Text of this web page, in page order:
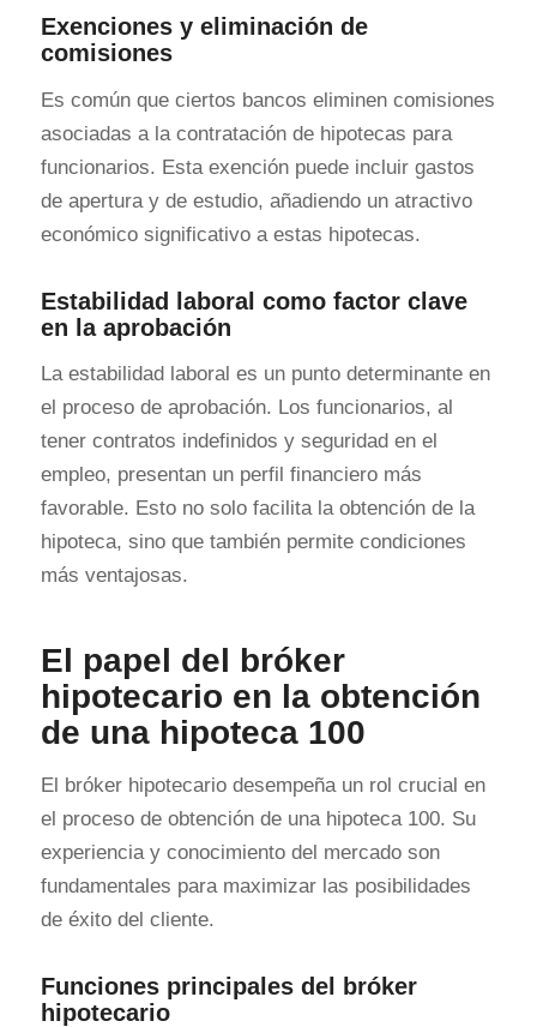
Exenciones y eliminación de
comisiones
Es común que ciertos bancos eliminen comisiones
asociadas a la contratación de hipotecas para
funcionarios. Esta exención puede incluir gastos
de apertura y de estudio, añadiendo un atractivo
económico significativo a estas hipotecas.
Estabilidad laboral como factor clave
en la aprobación
La estabilidad laboral es un punto determinante en
el proceso de aprobación. Los funcionarios, al
tener contratos indefinidos y seguridad en el
empleo, presentan un perfil financiero más
favorable. Esto no solo facilita la obtención de la
hipoteca, sino que también permite condiciones
más ventajosas.
El papel del bróker
hipotecario en la obtención
de una hipoteca 100
El bróker hipotecario desempeña un rol crucial en
el proceso de obtención de una hipoteca 100. Su
experiencia y conocimiento del mercado son
fundamentales para maximizar las posibilidades
de éxito del cliente.
Funciones principales del bróker
hipotecario